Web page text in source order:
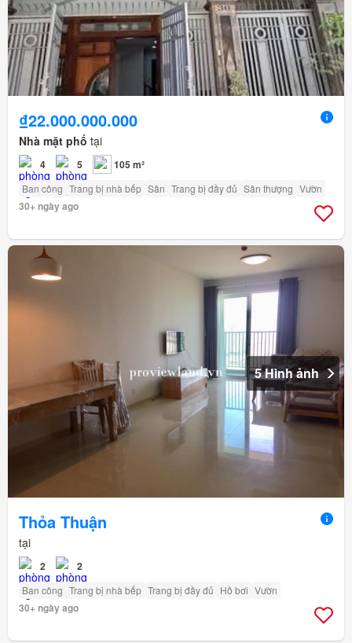
₫22.000.000.000
Nhà mặt phố tại
4 5 105 m²
Ban công Trang bị nhà bếp Sân Trang bị đầy đủ Sân thượng Vườn
30+ ngày ago
5 Hình ảnh
Thỏa Thuận
tại
2 2
Ban công Trang bị nhà bếp Trang bị đầy đủ Hồ bơi Vườn
30+ ngày ago